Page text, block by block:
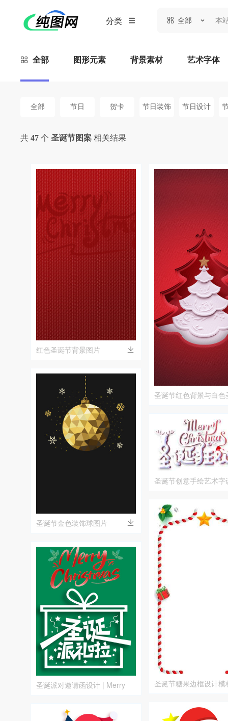
分类 全部
全部 图形元素 背景素材 艺术字体
全部 节日 贺卡 节日装饰 节日设计
共 47 个 圣诞节图案 相关结果
红色圣诞节背景图片
圣诞节金色装饰球图片
圣诞派对邀请函设计 | Merry
圣诞节红色背景与白色
圣诞节创意手绘艺术字
圣诞节糖果边框设计模